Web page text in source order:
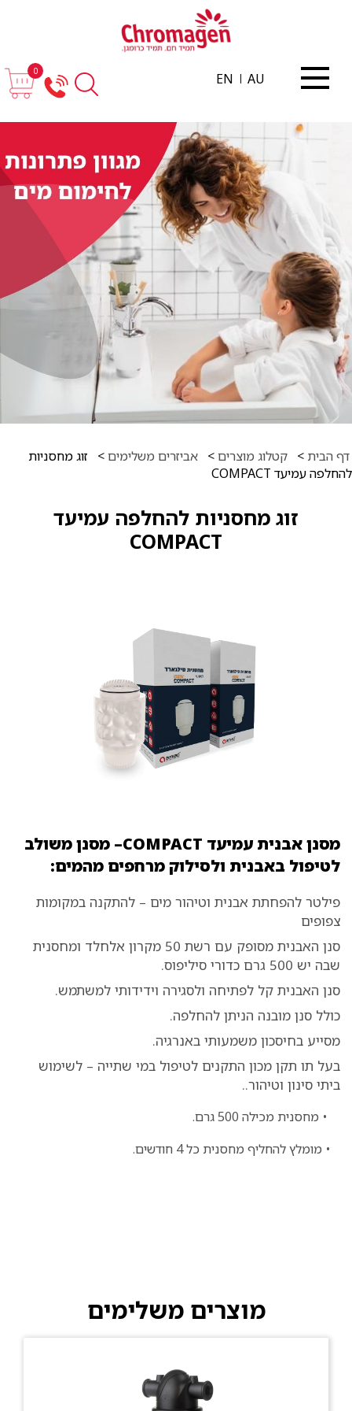
AU
EN
0
דף הבית > קטלוג מוצרים> אביזרים משלימים>
זוג מחסניות
להחלפה עמיעד COMPACT
זוג מחסניות להחלפה עמיעד
COMPACT
מסנן אבנית עמיעד COMPACT– מסנן משולב
לטיפול באבנית ולסילוק מרחפים מהמים:
פילטר להפחתת אבנית וטיהור מים – להתקנה במקומות
צפופים
סנן האבנית מסופק עם רשת 50 מקרון אלחלד ומחסנית
שבה יש 500 גרם כדורי סיליפוס.
סנן האבנית קל לפתיחה ולסגירה וידידותי למשתמש.
כולל סנן מובנה הניתן להחלפה.
מסייע בחיסכון משמעותי באנרגיה.
בעל תו תקן מכון התקנים לטיפול במי שתייה – לשימוש
ביתי סינון וטיהור..
• מחסנית מכילה 500 גרם.
• מומלץ להחליף מחסנית כל 4 חודשים.
מוצרים משלימים